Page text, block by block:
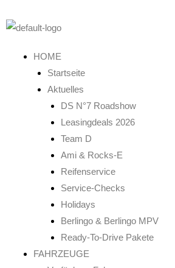
Inhalt
HOME
Startseite
Aktuelles
DS N°7 Roadshow
Leasingdeals 2026
Team D
Ami & Rocks-E
Reifenservice
Service-Checks
Holidays
Berlingo & Berlingo MPV
Ready-To-Drive Pakete
FAHRZEUGE